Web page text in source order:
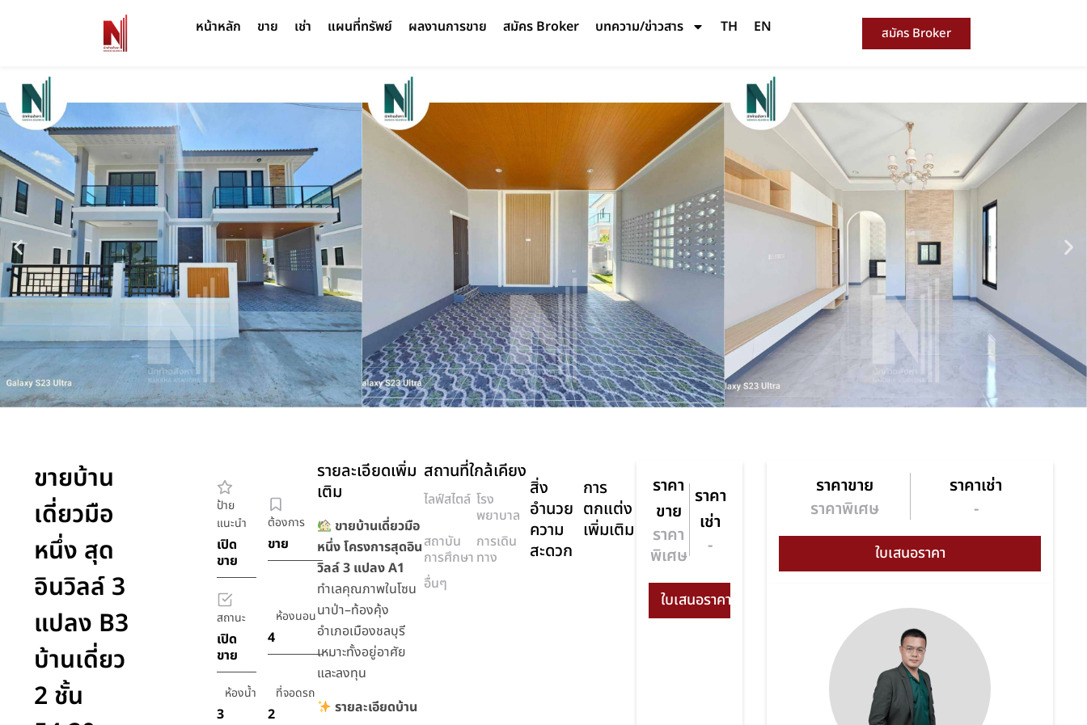
หน้าหลัก ขาย เช่า แผนที่ทรัพย์ ผลงานการขาย สมัคร Broker บทความ/ข่าวสาร TH EN สมัคร Broker
ขายบ้าน
เดี่ยวมือ
หนึ่ง สุด
อินวิลล์ 3
แปลง B3
บ้านเดี่ยว
2 ชั้น
ป้าย
แนะนำ
เปิด
ขาย
ต้องการ
ขาย
สถานะ
เปิด
ขาย
ห้องนอน
4
ห้องน้ำ
3
ที่จอดรถ
2
รายละเอียดเพิ่ม
เติม
ขายบ้านเดี่ยวมือ
หนึ่ง โครงการสุดอิน
วิลล์ 3 แปลง A1
ทำเลคุณภาพในโซน
นาป่า–ท้องคุ้ง
อำเภอเมืองชลบุรี
เหมาะทั้งอยู่อาศัย
และลงทุน
รายละเอียดบ้าน
สถานที่ใกล้เคียง
ไลฟ์สไตล์ โรง
พยาบาล
สถาบัน
การศึกษา
การเดิน
ทาง
อื่นๆ
สิ่ง
อำนวย
ความ
สะดวก
การ
ตกแต่ง
เพิ่มเติม
ราคา
ขาย
ราคา
พิเศษ
ราคา
เช่า
-
ราคาขาย
ราคาพิเศษ
ราคาเช่า
-